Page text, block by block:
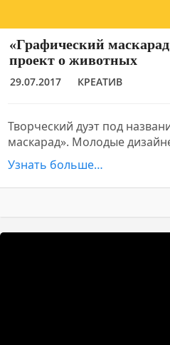
«Графический
проект о животных
29.07.2017 КРЕАТИВ
Творческий дуэт под
маскарад». Молодые
Узнать больше…